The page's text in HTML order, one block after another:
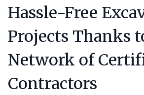
Hassle-Free
Projects Thanks
Network of
Contractors